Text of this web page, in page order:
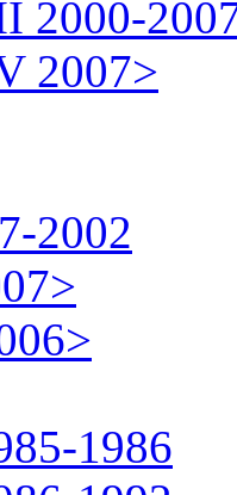
2000-
2007>
2002
1986